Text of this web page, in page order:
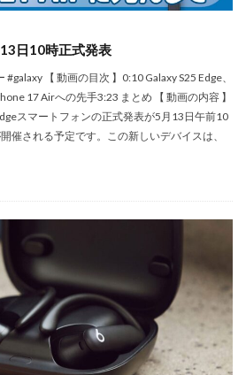
日10時正式発表
【 動画の目次 】0:10 Galaxy S25 Edge、
17 Airへの先手3:23 まとめ 【 動画の内容 】
スマートフォンの正式発表が5月13日午前10
催される予定です。この新しいデバイスは、
LINEヤフー
M2 Pro MacBook Pro
M3 MacBook Air
M4 iPad Air
M4 iPad Air 価格
M5MAX MacBook Pro
M5Pro/MAX MacBook Pro
Pro
MacBook Air
MacBook Air 2024
MacBook Air M4
MacBook Neo
MacBook Pro 2024
macOS Sequoia 15.3